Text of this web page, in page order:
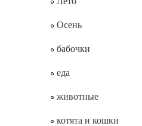
Осень
бабочки
еда
животные
котята и кошки